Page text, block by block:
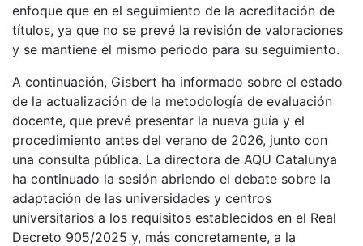
enfoque que en el seguimiento de la acreditación de
títulos, ya que no se prevé la revisión de valoraciones
y se mantiene el mismo periodo para su seguimiento.
A continuación, Gisbert ha informado sobre el estado
de la actualización de la metodología de evaluación
docente, que prevé presentar la nueva guía y el
procedimiento antes del verano de 2026, junto con
una consulta pública. La directora de AQU Catalunya
ha continuado la sesión abriendo el debate sobre la
adaptación de las universidades y centros
universitarios a los requisitos establecidos en el Real
Decreto 905/2025 y, más concretamente, a la